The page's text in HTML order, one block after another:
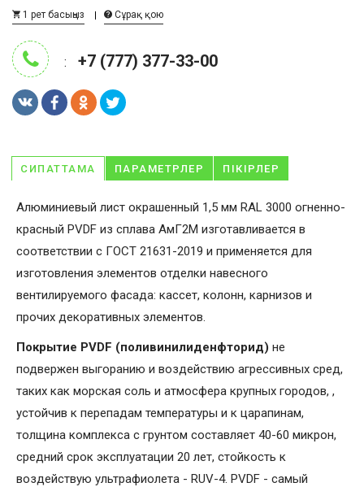
1 рет басыңыз Сұрақ қою
: +7 (777) 377-33-00
СИПАТТАМА ПАРАМЕТРЛЕР ПІКІРЛЕР
Алюминиевый лист окрашенный 1,5 мм RAL 3000 огненно-
красный PVDF из сплава АмГ2М изготавливается в
соответствии с ГОСТ 21631-2019 и применяется для
изготовления элементов отделки навесного
вентилируемого фасада: кассет, колонн, карнизов и
прочих декоративных элементов.
Покрытие PVDF (поливинилиденфторид) не
подвержен выгоранию и воздействию агрессивных сред,
таких как морская соль и атмосфера крупных городов, ,
устойчив к перепадам температуры и к царапинам,
толщина комплекса с грунтом составляет 40-60 микрон,
средний срок эксплуатации 20 лет, стойкость к
воздействую ультрафиолета - RUV-4. PVDF - самый